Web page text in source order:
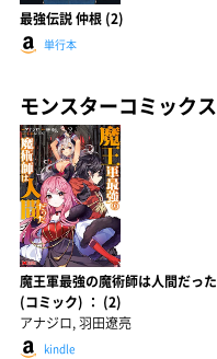
最強伝説 仲根 (2)
単行本
モンスターコミックス
魔王軍最強の魔術師は人間だった
(コミック) ： (2)
アナジロ, 羽田遼亮
kindle